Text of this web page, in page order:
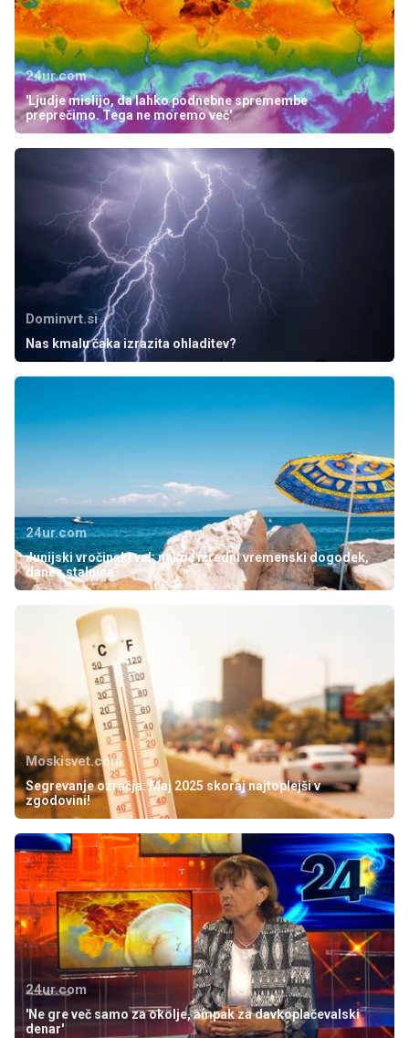
24ur.com
'Ljudje mislijo, da lahko podnebne spremembe
preprečimo. Tega ne moremo več'
Dominvrt.si
Nas kmalu čaka izrazita ohladitev?
24ur.com
Junijski vročinski val: nekoč izredni vremenski dogodek,
danes stalnica
Moskisvet.com
Segrevanje ozračja: Maj 2025 skoraj najtoplejši v
zgodovini!
24ur.com
'Ne gre več samo za okolje, ampak za davkoplačevalski
denar'